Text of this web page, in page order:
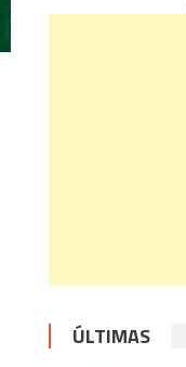
ÚLTIMAS